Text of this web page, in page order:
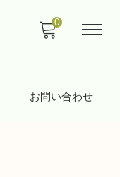
お問い合わせ
0